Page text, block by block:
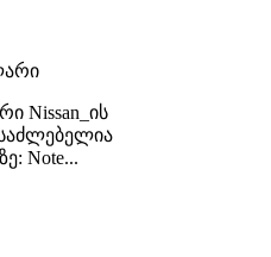
Nissan_ის
Note...